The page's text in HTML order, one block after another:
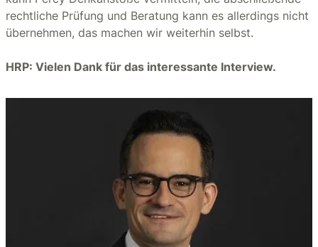
rechtliche Prüfung und Beratung kann es allerdings nicht
übernehmen, das machen wir weiterhin selbst.
HRP: Vielen Dank für das interessante Interview.